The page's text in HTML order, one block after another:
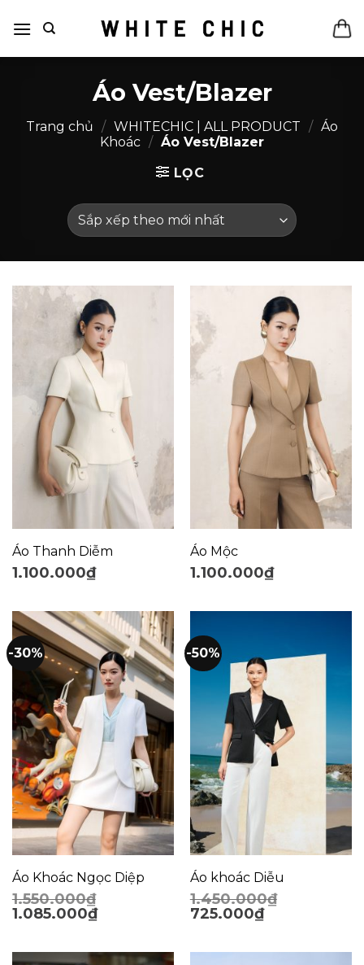
qua
Áo Vest/Blazer
Trang chủ / WHITECHIC | ALL PRODUCT / Áo
Khoác / Áo Vest/Blazer
LỌC
Áo Thanh Diễm
1.100.000₫
Áo Mộc
1.100.000₫
-30%
Áo Khoác Ngọc Diệp
1.550.000₫
1.085.000₫
-50%
Áo khoác Diễu
1.450.000₫
725.000₫